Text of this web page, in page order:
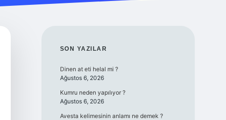
SIDEBAR
SON YAZILAR
Dinen at eti helal mi ?
Ağustos 6, 2026
Kumru neden yapılıyor ?
Ağustos 6, 2026
Avesta kelimesinin anlamı ne demek ?